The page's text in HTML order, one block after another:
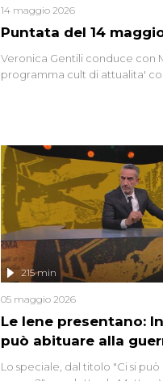
Puntata del 14
14 maggio 2026
Veronica Gentili conduce con
programma cult di attualita'
Le Iene presentano:
può abituare alla
215 min
05 maggio 2026
Lo speciale, dal titolo "Ci si